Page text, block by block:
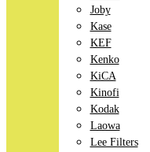
Joby
Kase
KEF
Kenko
KiCA
Kinofi
Kodak
Laowa
Lee Filters